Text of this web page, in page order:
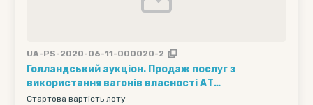
UA-PS-2020-06-11-000020-2
Голландський аукціон. Продаж послуг з
використання вагонів власності АТ
"Укрзалізниця" (1 вагон на 1 добу) (групова
Стартова вартість лоту